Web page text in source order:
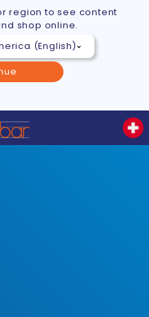
region to see content
shop online.